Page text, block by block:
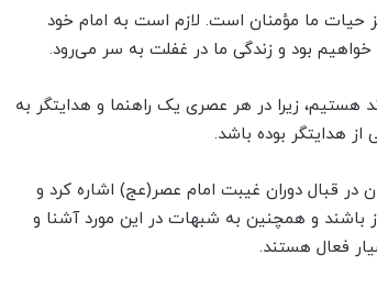
حیات ما مؤمنان است. لازم است به امام خود
خواهیم بود و زندگی ما در غفلت به سر می‌رود.
زیرا در هر عصری یک راهنما و هدایتگر به
هدایتگر بوده باشد.
قبال دوران غیبت امام عصر(عج) اشاره کرد و
باشند و همچنین به شبهات در این مورد آشنا و
فعال هستند.